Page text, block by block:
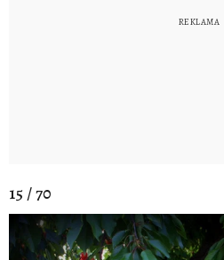
15 / 70